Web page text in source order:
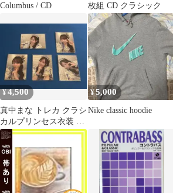
Columbus / CD
枚組 CD クラシック
¥4,500
真中まな トレカ クラシ
カルプリンセス衣装 5
枚②
¥5,000
Nike classic hoodie